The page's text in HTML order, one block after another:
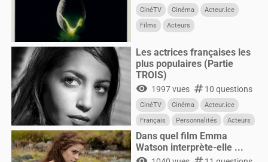
CinéTV Cinéma
Acteur.ice
Films
Acteurs
Les actrices françaises les
plus populaires (Partie
TROIS)
visibility 1997 vues numbers10 questions
CinéTV Cinéma
Acteur.ice
Français
Personnalités
Acteurs
Femmes
Dans quel film Emma
Watson interprète-elle ...